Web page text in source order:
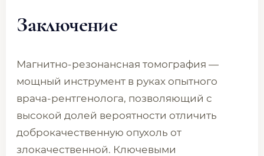
Заключение
Магнитно-резонансная томография —
мощный инструмент в руках опытного
врача-рентгенолога, позволяющий с
высокой долей вероятности отличить
доброкачественную опухоль от
злокачественной. Ключевыми